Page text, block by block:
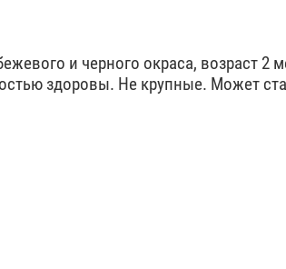
и черного окраса, возраст 2
здоровы. Не крупные. Может